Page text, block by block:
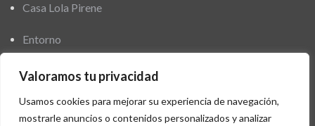
Valoramos tu privacidad
Usamos cookies para mejorar su experiencia de navegación,
mostrarle anuncios o contenidos personalizados y analizar
Casa Lola Pirene
Entorno
Galería
Magazine